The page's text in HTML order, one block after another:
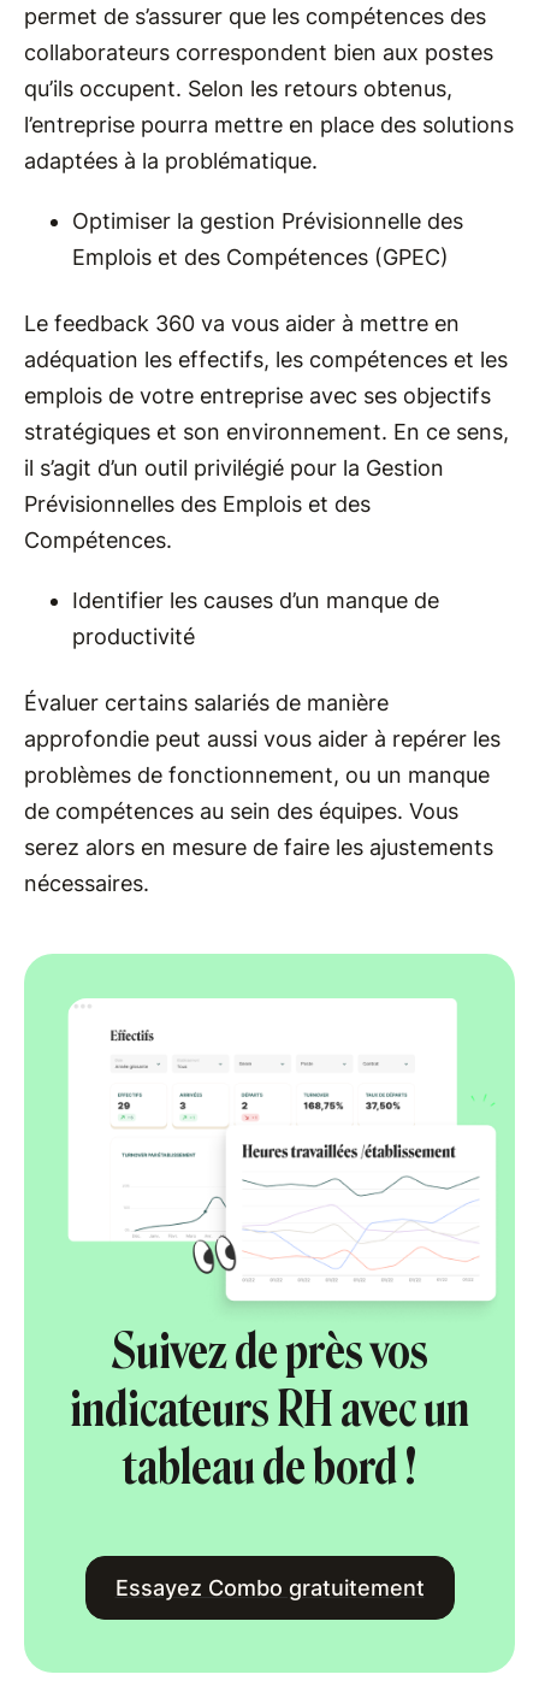
permet de s’assurer que les compétences des
collaborateurs correspondent bien aux postes
qu’ils occupent. Selon les retours obtenus,
l’entreprise pourra mettre en place des solutions
adaptées à la problématique.
Optimiser la gestion Prévisionnelle des
Emplois et des Compétences (GPEC)
Le feedback 360 va vous aider à mettre en
adéquation les effectifs, les compétences et les
emplois de votre entreprise avec ses objectifs
stratégiques et son environnement. En ce sens,
il s’agit d’un outil privilégié pour la Gestion
Prévisionnelles des Emplois et des
Compétences.
Identifier les causes d’un manque de
productivité
Évaluer certains salariés de manière
approfondie peut aussi vous aider à repérer les
problèmes de fonctionnement, ou un manque
de compétences au sein des équipes. Vous
serez alors en mesure de faire les ajustements
nécessaires.
Suivez de près vos
indicateurs RH avec un
tableau de bord !
Essayez Combo gratuitement